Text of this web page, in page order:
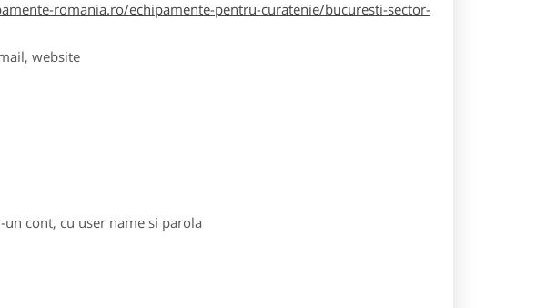
romania.ro/echipamente-pentru-curatenie/bucuresti-sector-
website
cont, cu user name si parola